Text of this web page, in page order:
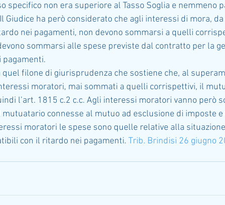
specifico non era superiore al Tasso Soglia e nemmeno
Giudice ha però considerato che agli interessi di mora,
nei pagamenti, non devono sommarsi a quelli
sommarsi alle spese previste dal contratto per la
quel filone di giurisprudenza che sostiene che, al
moratori, mai sommati a quelli corrispettivi, il
l’art. 1815 c.2 c.c. Agli interessi moratori vanno però
connesse al mutuo ad esclusione di imposte
moratori le spese sono quelle relative alla
con il ritardo nei pagamenti. Trib. Brindisi 26 giugno